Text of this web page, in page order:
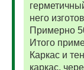
него
Примерно
Итого
Каркас и
каркас,